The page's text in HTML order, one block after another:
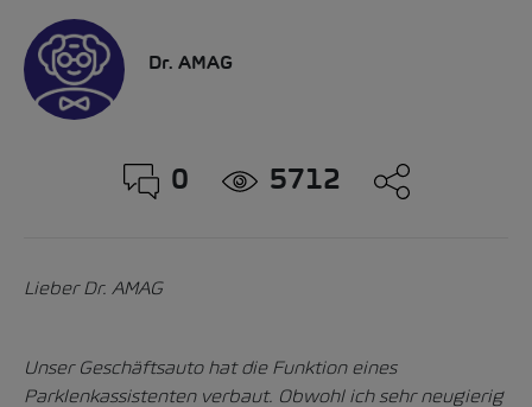
Dr. AMAG
0 5712
Lieber Dr. AMAG
Unser Geschäftsauto hat die Funktion eines
Parklenkassistenten verbaut. Obwohl ich sehr neugierig